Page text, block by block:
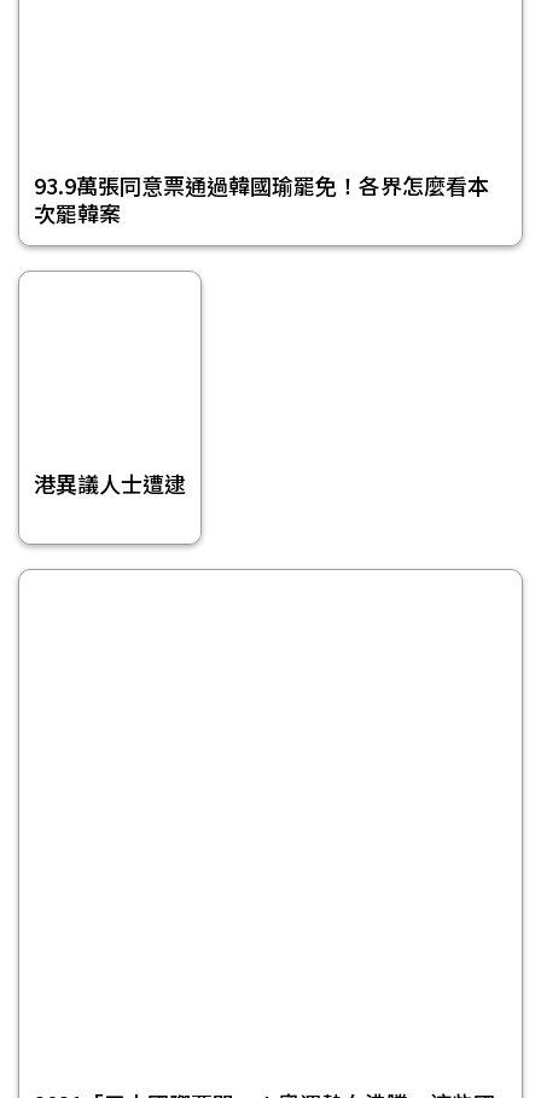
93.9萬張同意票通過韓國瑜罷免！各界怎麼看本
次罷韓案
港異議人士遭逮